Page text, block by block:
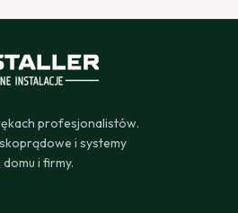
profesjonalistów.
i systemy
i firmy.